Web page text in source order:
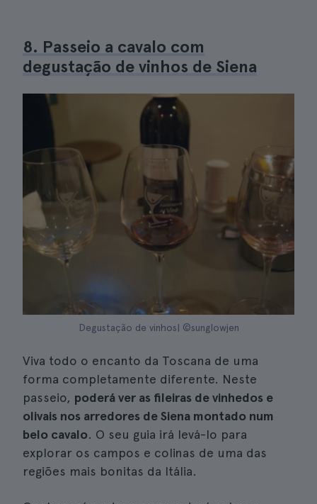
8. Passeio a cavalo com
degustação de vinhos de Siena
Degustação de vinhos| ©sunglowjen
Viva todo o encanto da Toscana de uma
forma completamente diferente. Neste
passeio, poderá ver as fileiras de vinhedos e
olivais nos arredores de Siena montado num
belo cavalo. O seu guia irá levá-lo para
explorar os campos e colinas de uma das
regiões mais bonitas da Itália.